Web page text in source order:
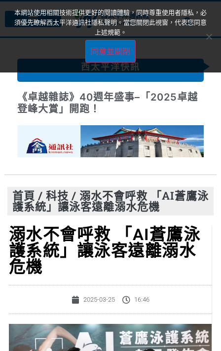
西太平洋快訊
《卓越雜誌》40週年盛事–「2025卓越
登峰大賞」開跑！
首頁 / 科技 / 溺水不會呼救 「AI蒼鷹泳
護系統」讓泳客遠離溺水危機
溺水不會呼救 「AI蒼鷹泳
護系統」讓泳客遠離溺水
危機
2025-03-25 16:46
本網站使用相關技術提供更好的閱讀體驗，同時尊重使用者隱私，必
須優先瞭解西太平洋通訊社隱私聲明。當您關閉此視窗，代表您同意
上述規範。
同意並關閉